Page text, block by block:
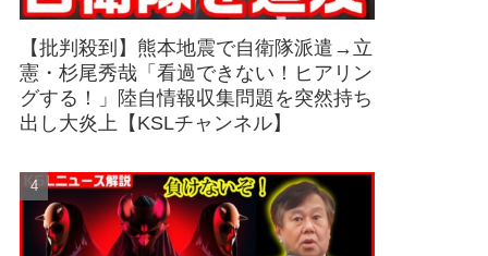
【批判殺到】熊本地震で自衛隊派遣→立
憲・杉尾秀哉「看過できない！ヒアリン
グする！」陸自情報収集問題を突然持ち
出し大炎上【KSLチャンネル】